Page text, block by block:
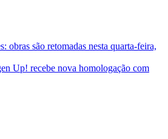
obras são retomadas nesta quarta-feira,
Up! recebe nova homologação com